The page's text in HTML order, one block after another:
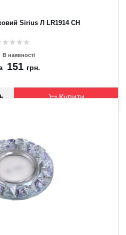
Sirius Л LR1914 CH
В наявності
151 грн.
Купити